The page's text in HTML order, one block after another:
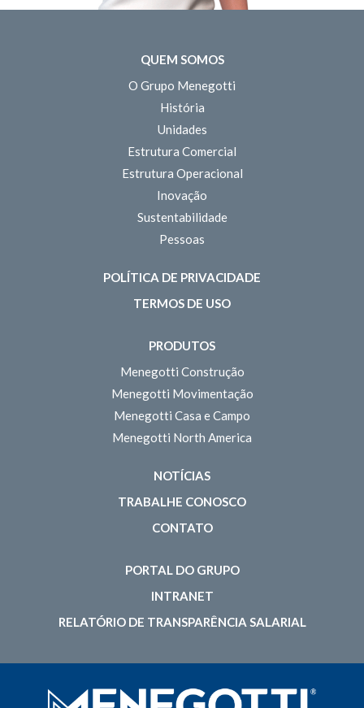
QUEM SOMOS
O Grupo Menegotti
História
Unidades
Estrutura Comercial
Estrutura Operacional
Inovação
Sustentabilidade
Pessoas
POLÍTICA DE PRIVACIDADE
TERMOS DE USO
PRODUTOS
Menegotti Construção
Menegotti Movimentação
Menegotti Casa e Campo
Menegotti North America
NOTÍCIAS
TRABALHE CONOSCO
CONTATO
PORTAL DO GRUPO
INTRANET
RELATÓRIO DE TRANSPARÊNCIA SALARIAL